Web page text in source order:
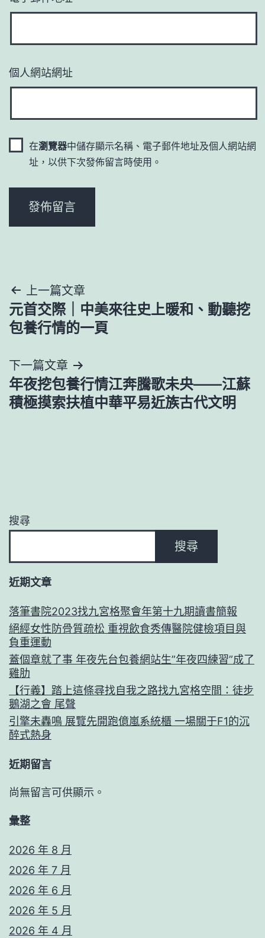
個人網站網址
在瀏覽器中儲存顯示名稱、電子郵件地址及個人網站網
址，以供下次發佈留言時使用。
文
章
覽
上一篇文章
元首交際｜中美來往史上暖和、動聽挖
包養行情的一頁
下一篇文章
年夜挖包養行情江奔騰歌未央——江蘇
積極摸索扶植中華平易近族古代文明
搜尋
搜尋
近期文章
落筆書院2023找九宮格聚會年第十九期讀書簡報
絕經女性防骨質疏松 重視飲食秀傳醫院健檢項目與
負重運動
蓋個章就了事 年夜先台包養網站生”年夜四練習”成了
雞肋
【行義】踏上這條尋找自我之路找九宮格空間：徒步
鵝湖之會 尾聲
引擎未轟鳴 展覽先開跑億嵐系統櫃 一場關于F1的沉
醉式熱身
近期留言
尚無留言可供顯示。
彙整
2026 年 8 月
2026 年 7 月
2026 年 6 月
2026 年 5 月
2026 年 4 月